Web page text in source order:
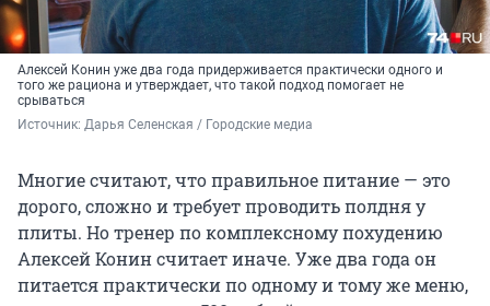
Алексей Конин уже два года придерживается практически одного и
того же рациона и утверждает, что такой подход помогает не
срываться
Источник: Дарья Селенская / Городские медиа
Многие считают, что правильное питание — это
дорого, сложно и требует проводить полдня у
плиты. Но тренер по комплексному похудению
Алексей Конин считает иначе. Уже два года он
питается практически по одному и тому же меню,